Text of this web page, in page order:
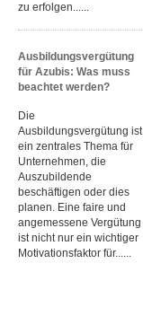
zu erfolgen......
Ausbildungsvergütung
für Azubis: Was muss
beachtet werden?
Die
Ausbildungsvergütung ist
ein zentrales Thema für
Unternehmen, die
Auszubildende
beschäftigen oder dies
planen. Eine faire und
angemessene Vergütung
ist nicht nur ein wichtiger
Motivationsfaktor für......